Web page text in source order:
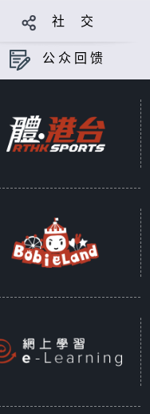
社 交
公众回馈